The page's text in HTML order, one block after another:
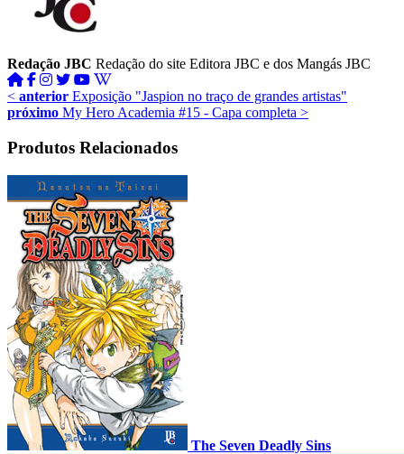
Redação JBC Redação do site Editora JBC e dos Mangás JBC
< anterior Exposição "Jaspion no traço de grandes artistas"
próximo My Hero Academia #15 - Capa completa >
Produtos Relacionados
The Seven Deadly Sins